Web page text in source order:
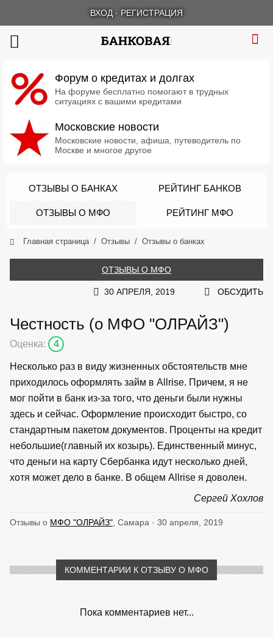
ВХОД · РЕГИСТРАЦИЯ
Форум о кредитах и долгах
На форуме бесплатно помогают в трудных
ситуациях с вашими кредитами
Московские новости
Московские новости, афиша, путеводитель по
Москве и многое другое
ОТЗЫВЫ О БАНКАХ РЕЙТИНГ БАНКОВ
ОТЗЫВЫ О МФО РЕЙТИНГ МФО
Главная страница Отзывы Отзывы о банках
ОТЗЫВЫ О МФО
30 АПРЕЛЯ, 2019 ОБСУДИТЬ
Честность (о МФО "ОЛРАЙЗ")
Оценка: 4
Несколько раз в виду жизненных обстоятельств мне
приходилось оформлять займ в Allrise. Причем, я не
мог пойти в банк из-за того, что деньги были нужны
здесь и сейчас. Оформление происходит быстро, со
стандартным пакетом документов. Проценты на кредит
небольшие(главный их козырь). Единственный минус,
что деньги на карту Сбербанка идут несколько дней,
хотя может дело в банке. В общем Allrise я доволен.
Сергей Хохлов
Отзывы о МФО "ОЛРАЙЗ" , Самара · 30 апреля, 2019
КОММЕНТАРИИ К ОТЗЫВУ О МФО
Пока комментариев нет...